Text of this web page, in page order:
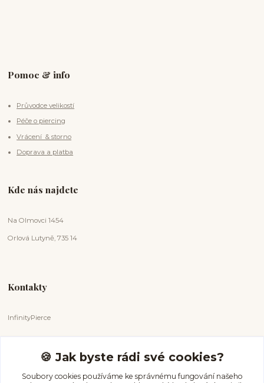
Pomoc & info
Průvodce velikostí
Péče o piercing
Vrácení & storno
Doprava a platba
Kde nás najdete
Na Olmovci 1454
Orlová Lutyně, 735 14
Kontakty
InfinityPierce
+420 731 681 038
(Po-Ne, 9-18 hod.)
🍪 Jak byste rádi své cookies?
Soubory cookies používáme ke správnému fungování našeho